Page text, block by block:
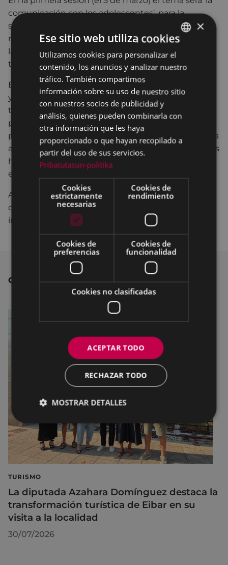
comunicación con los adolescentes’, para la
segunda (el 15 de marzo) se hablará sobre ‘la
negociación y los acuerdos con los adolescentes’, y
la tercera sesión (el 22) tratará sobre ‘nuevas
tecnologías, protección en la red o ciberacoso.
El Ayuntamiento de Eibar anima a todos los padres
y madres a que asistan a estas sesiones, que son
totalmente gratuitas aunque hay que inscribirse
previamente, y que tienen como objetivo
proporcionarles la información que les capacite para
afrontar las situaciones que les pueden plantear sus
hijos e hijas, según la etapa evolutiva en la que se
encuentran.
Asimismo, recuerda que es necesaria la inscripción
de, al menos, 12 padres y/o madres para la
impartición de cada taller.
OTRAS NOTICIAS
TURISMO
La diputada Azahara Domínguez destaca la
transformación turística de Eibar en su
visita a la localidad
30/07/2026
BASQUE
SPANISH
×
Ese sitio web utiliza cookies
Utilizamos cookies para personalizar el
contenido, los anuncios y analizar nuestro
tráfico. También compartimos
información sobre su uso de nuestro sitio
con nuestros socios de publicidad y
análisis, quienes pueden combinarla con
otra información que les haya
proporcionado o que hayan recopilado a
partir del uso de sus servicios.
Pribatutasun-politika
Cookies
estrictamente
necesarias
Cookies de
rendimiento
Cookies de
preferencias
Cookies de
funcionalidad
Cookies no clasificadas
ACEPTAR TODO
RECHAZAR TODO
MOSTRAR DETALLES